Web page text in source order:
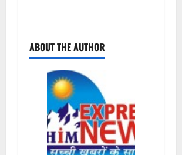
o
ABOUT THE AUTHOR